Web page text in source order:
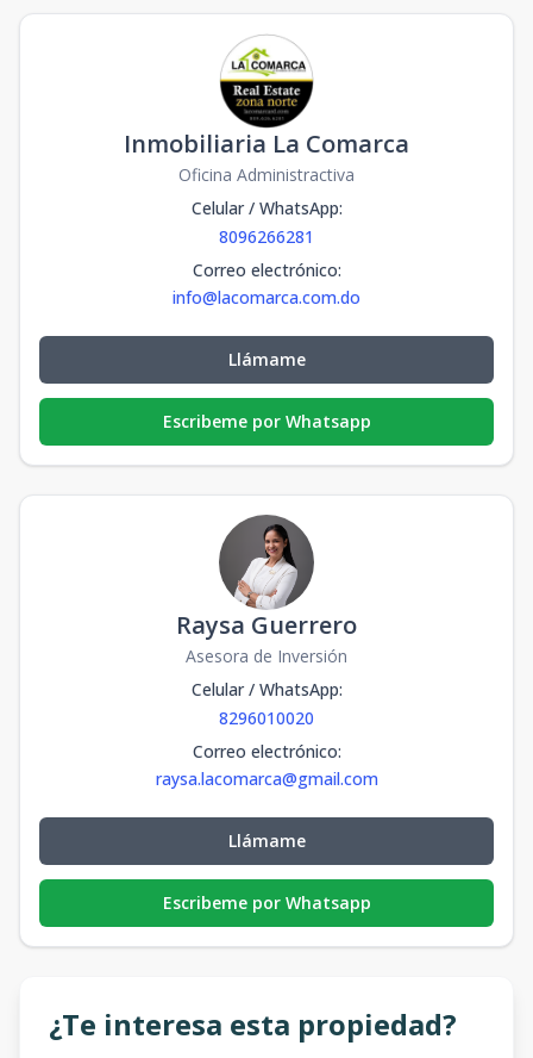
Inmobiliaria La Comarca
Oficina Administractiva
Celular / WhatsApp:
8096266281
Correo electrónico:
info@lacomarca.com.do
Llámame
Escribeme por Whatsapp
Raysa Guerrero
Asesora de Inversión
Celular / WhatsApp:
8296010020
Correo electrónico:
raysa.lacomarca@gmail.com
Llámame
Escribeme por Whatsapp
¿Te interesa esta propiedad?